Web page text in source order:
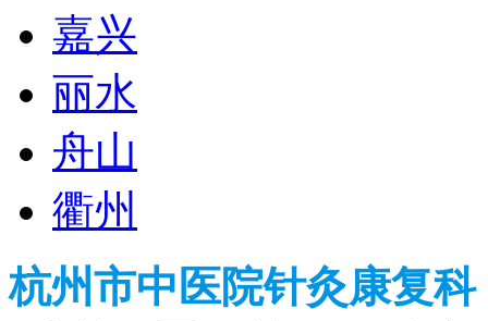
嘉兴
丽水
舟山
衢州
杭州市中医院针灸康复科